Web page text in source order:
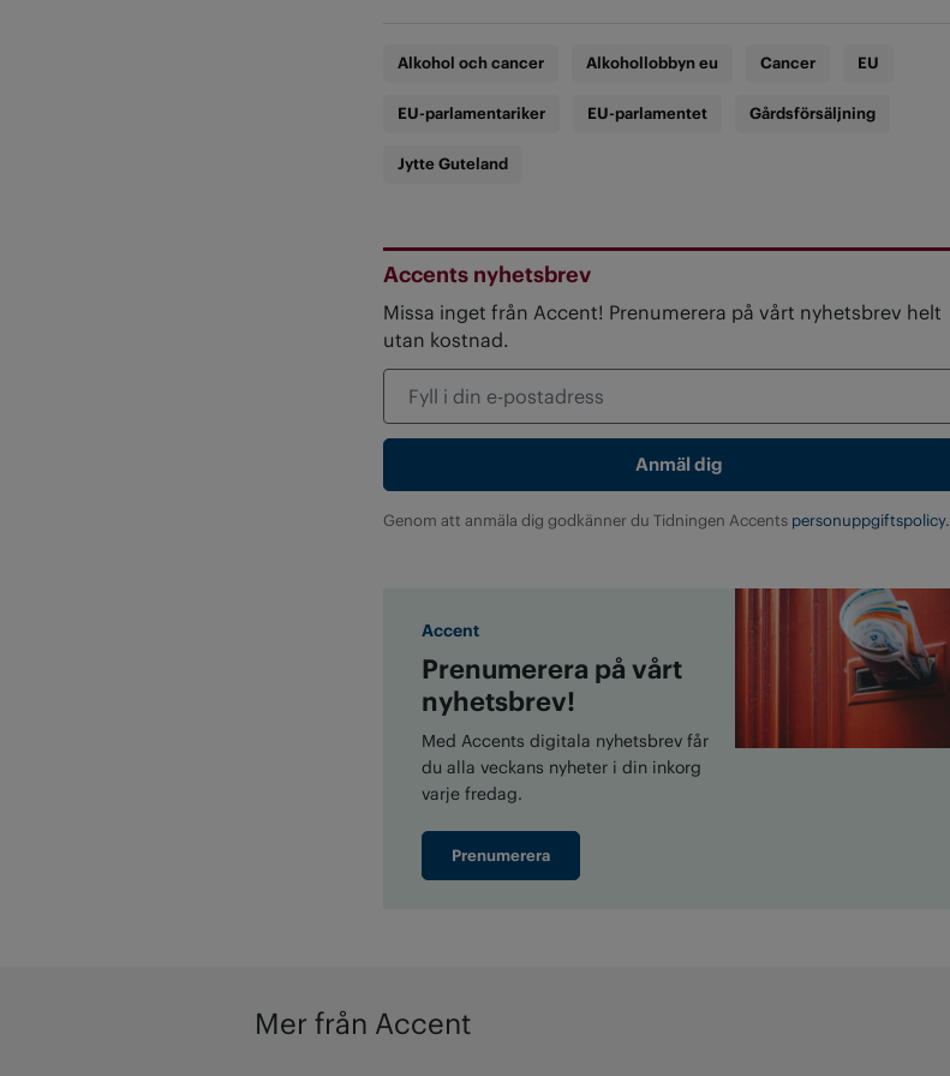
Alkohol och cancer Alkohollobbyn eu Cancer EU
EU-parlamentariker EU-parlamentet Gårdsförsäljning
Jytte Guteland
Accents nyhetsbrev
Missa inget från Accent! Prenumerera på vårt nyhetsbrev helt
utan kostnad.
Genom att anmäla dig godkänner du Tidningen Accents personuppgiftspolicy.
Accent
Prenumerera på vårt
nyhetsbrev!
Med Accents digitala nyhetsbrev får
du alla veckans nyheter i din inkorg
varje fredag.
Prenumerera
Mer från Accent